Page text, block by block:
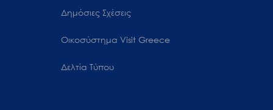
Δημόσιες Σχέσεις
Oικοσύστημα Visit Greece
Δελτία Τύπου